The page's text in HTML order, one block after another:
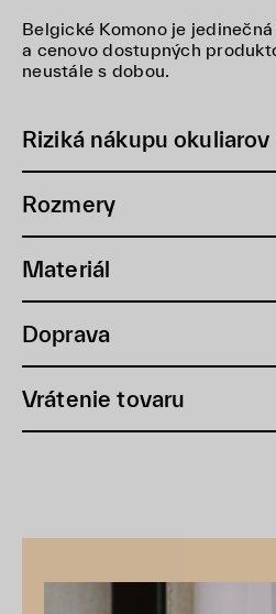
Belgické Komono je
a cenovo dostupných
neustále s dobou.
Riziká nákupu okuliarov
Rozmery
Materiál
Doprava
Vrátenie tovaru